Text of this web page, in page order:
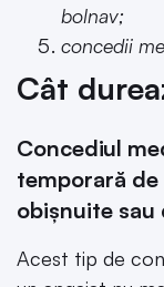
bolnav;
concedii
Cât
Concediul
temporară
obișnuite sau
Acest tip de